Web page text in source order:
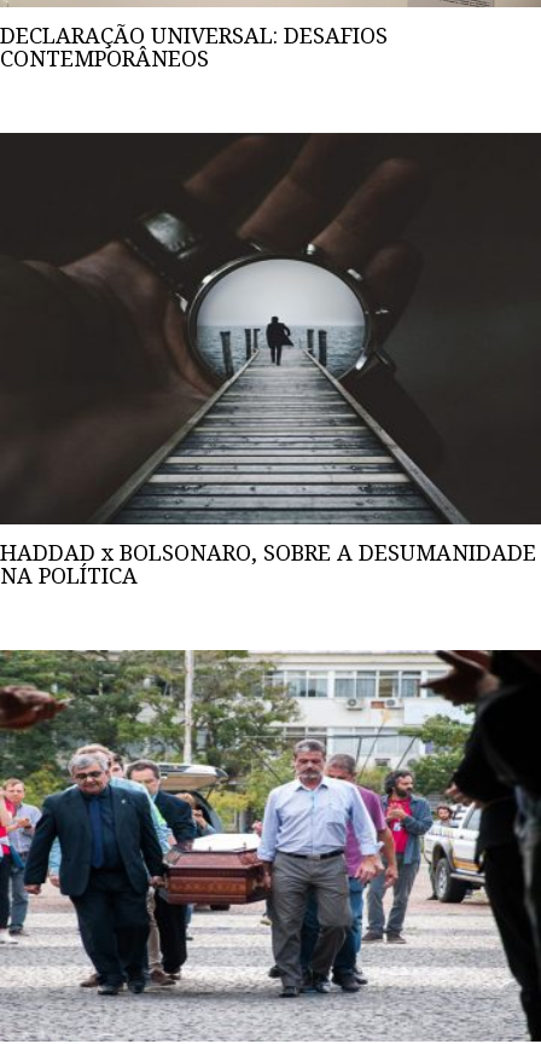
DECLARAÇÃO UNIVERSAL: DESAFIOS
CONTEMPORÂNEOS
HADDAD x BOLSONARO, SOBRE A DESUMANIDADE
NA POLÍTICA